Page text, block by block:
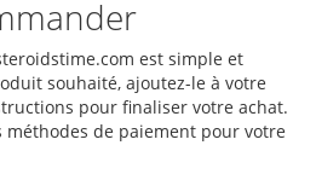
est simple et
souhaité, ajoutez-le à votre
pour finaliser votre achat.
méthodes de paiement pour votre